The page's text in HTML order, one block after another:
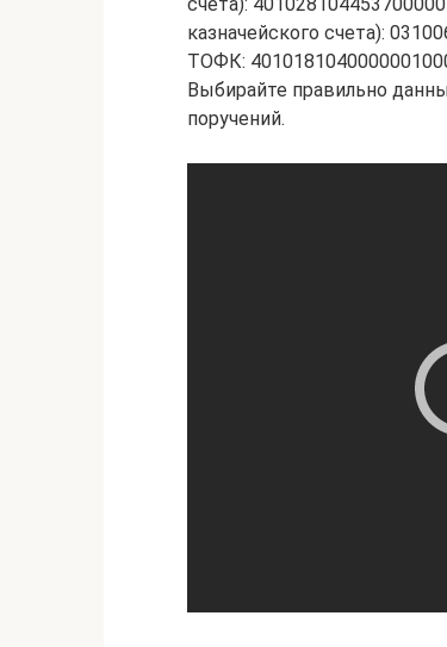
казначейского счета):
ТОФК:
Выбирайте правильно
поручений.